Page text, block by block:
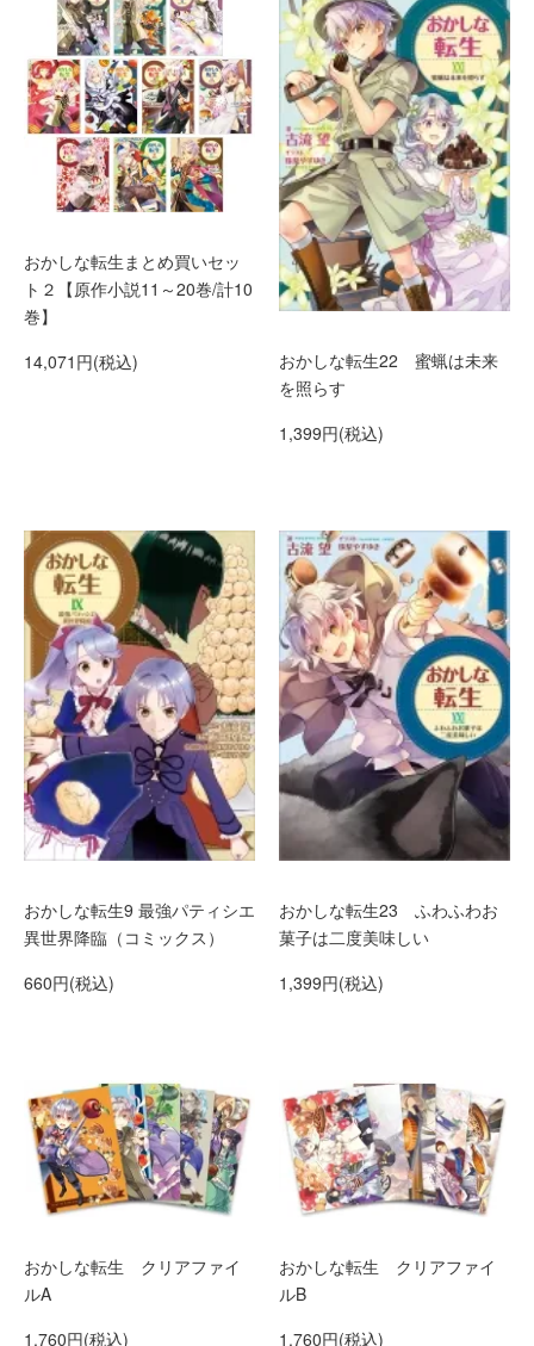
おかしな転生まとめ買いセッ
ト２【原作小説11～20巻/計10
巻】
14,071円(税込)
おかしな転生22 蜜蝋は未来
を照らす
1,399円(税込)
おかしな転生9 最強パティシエ
異世界降臨（コミックス）
660円(税込)
おかしな転生23 ふわふわお
菓子は二度美味しい
1,399円(税込)
おかしな転生 クリアファイ
ルA
1,760円(税込)
おかしな転生 クリアファイ
ルB
1,760円(税込)